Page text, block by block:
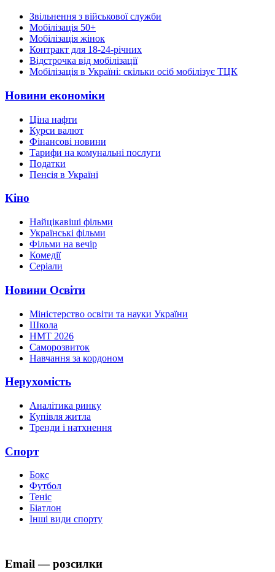
Звільнення з військової служби
Мобілізація 50+
Мобілізація жінок
Контракт для 18-24-річних
Відстрочка від мобілізації
Мобілізація в Україні: скільки осіб мобілізує ТЦК
Новини економіки
Ціна нафти
Курси валют
Фінансові новини
Тарифи на комунальні послуги
Податки
Пенсія в Україні
Кіно
Найцікавіші фільми
Українські фільми
Фільми на вечір
Комедії
Серіали
Новини Освіти
Міністерство освіти та науки України
Школа
НМТ 2026
Саморозвиток
Навчання за кордоном
Нерухомість
Аналітика ринку
Купівля житла
Тренди і натхнення
Спорт
Бокс
Футбол
Теніс
Біатлон
Інші види спорту
Email — розсилки